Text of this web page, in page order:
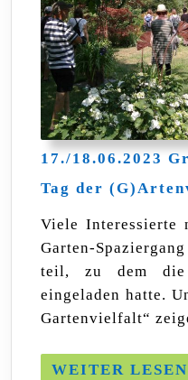
17./18.06.2023
Tag der
Viele Interessierte
Garten-
teil, zu dem die
eingeladen hatte.
Gartenvielfalt“
WEITER LESEN